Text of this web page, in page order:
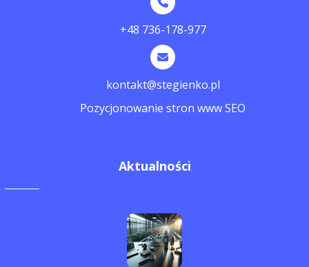
+48 736-178-977
kontakt@stegienko.pl
Pozycjonowanie stron www SEO
Aktualności